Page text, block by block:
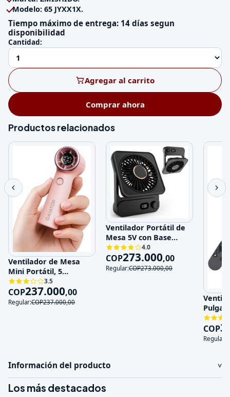
Modelo: 65 JYXX1X.
Tiempo máximo de entrega: 14 días segun
disponibilidad
Cantidad:
Agregar al carrito
Comprar ahora
Productos relacionados
Ventilador de Mesa
Mini Portátil, 5
Velocidades, 5V,
Recargable
3.5
COP237.000,00
Regular:COP237.000,00
Ventilador Portátil de
Mesa 5V con Base
Magnética y 100
Velocidades
4.0
COP273.000,00
Regular:COP273.000,00
120V
COP
Regular:
Información del producto
Los más destacados